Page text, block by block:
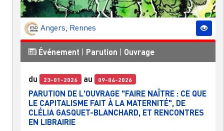
Angers Rennes
Événement | Parution | Ouvrage
du 23-01-2026 au 09-04-2026
PARUTION DE L'OUVRAGE "FAIRE NAÎTRE : CE QUE
LE CAPITALISME FAIT À LA MATERNITÉ", DE
CLÉLIA GASQUET-BLANCHARD, ET RENCONTRES
EN LIBRAIRIE